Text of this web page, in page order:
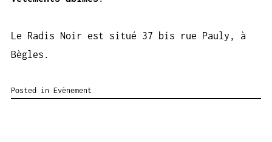
Le Radis Noir est situé 37 bis rue Pauly, à
Bègles.
Posted in Evènement